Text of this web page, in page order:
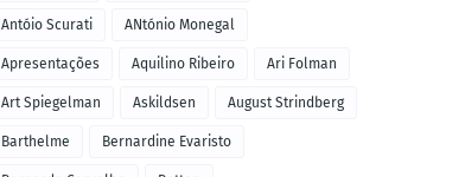
Antóio Scurati ANtónio Monegal
Apresentações Aquilino Ribeiro Ari Folman
Art Spiegelman Askildsen August Strindberg
Barthelme Bernardine Evaristo